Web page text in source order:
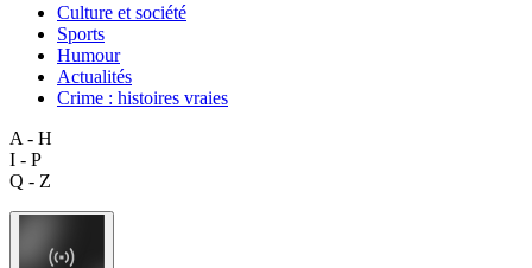
Culture et société
Sports
Humour
Actualités
Crime : histoires vraies
A - H
I - P
Q - Z